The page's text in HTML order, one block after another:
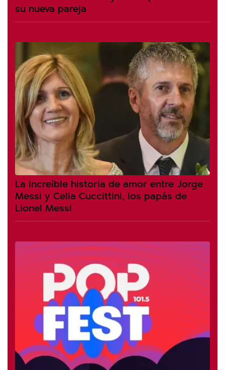
su nueva pareja
La increíble historia de amor entre Jorge
Messi y Celia Cuccittini, los papás de
Lionel Messi